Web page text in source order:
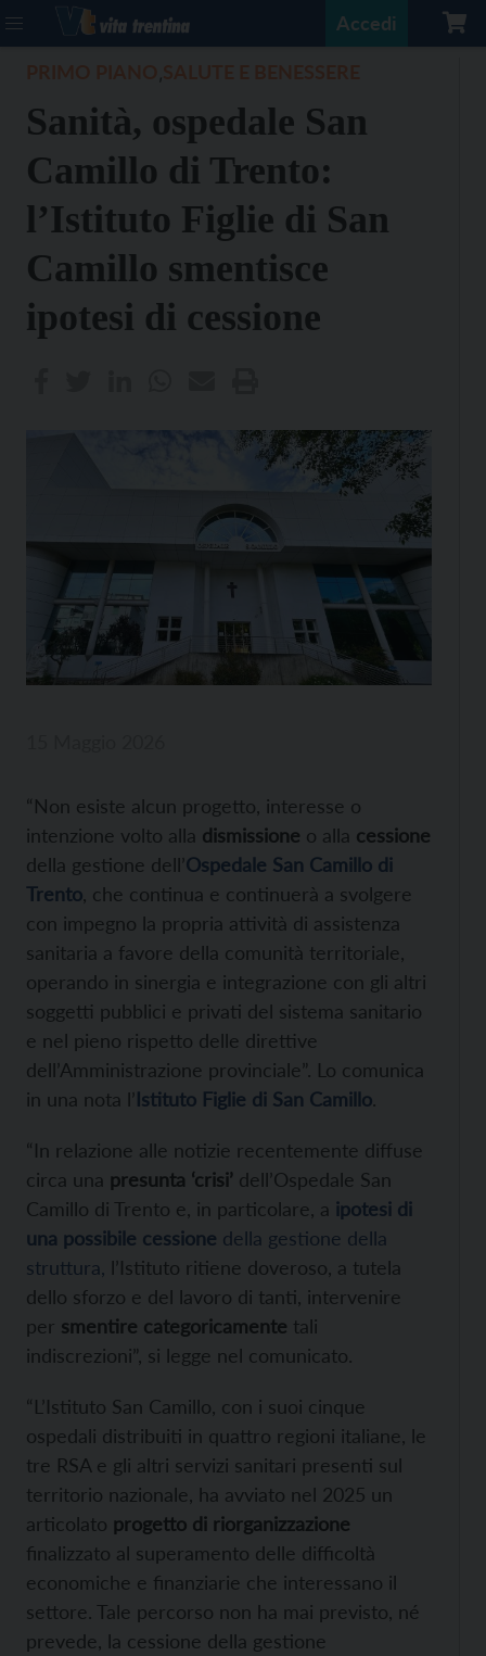
Accedi
,
Sanità, ospedale San
Camillo di Trento:
l’Istituto Figlie di San
Camillo smentisce
ipotesi di cessione
“Non esiste alcun progetto, interesse o
intenzione volto alla dismissione o alla cessione
della gestione dell’Ospedale San Camillo di
Trento , che continua e continuerà a svolgere
con impegno la propria attività di assistenza
sanitaria a favore della comunità territoriale,
operando in sinergia e integrazione con gli altri
soggetti pubblici e privati del sistema sanitario
e nel pieno rispetto delle direttive
dell’Amministrazione provinciale”. Lo comunica
in una nota l’Istituto Figlie di San Camillo.
“In relazione alle notizie recentemente diffuse
circa una presunta ‘crisi’ dell’Ospedale San
Camillo di Trento e, in particolare, a ipotesi di
una possibile cessione della gestione della
struttura, l’Istituto ritiene doveroso, a tutela
dello sforzo e del lavoro di tanti, intervenire
per smentire categoricamente tali
indiscrezioni”, si legge nel comunicato.
“L’Istituto San Camillo, con i suoi cinque
ospedali distribuiti in quattro regioni italiane, le
tre RSA e gli altri servizi sanitari presenti sul
territorio nazionale, ha avviato nel 2025 un
articolato progetto di riorganizzazione
finalizzato al superamento delle difficoltà
economiche e finanziarie che interessano il
settore. Tale percorso non ha mai previsto, né
prevede, la cessione della gestione